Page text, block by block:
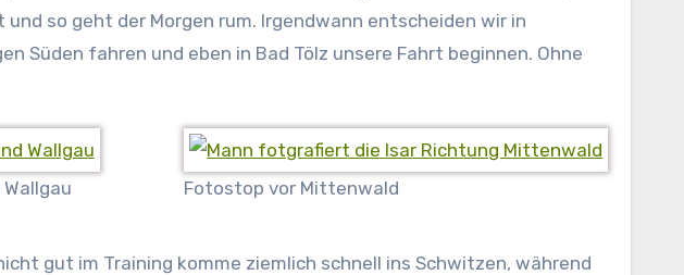
so geht der Morgen rum. Irgendwann entscheiden wir in
Süden fahren und eben in Bad Tölz unsere Fahrt beginnen. Ohne
Fotostop vor Mittenwald
gut im Training komme ziemlich schnell ins Schwitzen, während